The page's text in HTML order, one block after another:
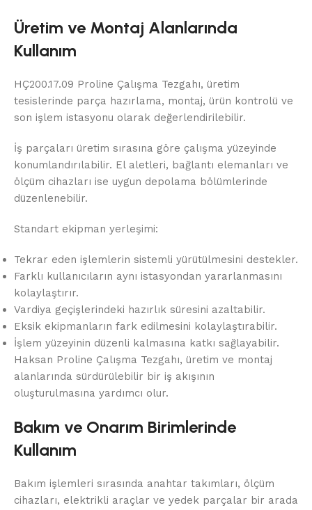
Üretim ve Montaj Alanlarında
Kullanım
HÇ200.17.09 Proline Çalışma Tezgahı, üretim
tesislerinde parça hazırlama, montaj, ürün kontrolü ve
son işlem istasyonu olarak değerlendirilebilir.
İş parçaları üretim sırasına göre çalışma yüzeyinde
konumlandırılabilir. El aletleri, bağlantı elemanları ve
ölçüm cihazları ise uygun depolama bölümlerinde
düzenlenebilir.
Standart ekipman yerleşimi:
Tekrar eden işlemlerin sistemli yürütülmesini destekler.
Farklı kullanıcıların aynı istasyondan yararlanmasını
kolaylaştırır.
Vardiya geçişlerindeki hazırlık süresini azaltabilir.
Eksik ekipmanların fark edilmesini kolaylaştırabilir.
İşlem yüzeyinin düzenli kalmasına katkı sağlayabilir.
Haksan Proline Çalışma Tezgahı, üretim ve montaj
alanlarında sürdürülebilir bir iş akışının
oluşturulmasına yardımcı olur.
Bakım ve Onarım Birimlerinde
Kullanım
Bakım işlemleri sırasında anahtar takımları, ölçüm
cihazları, elektrikli araçlar ve yedek parçalar bir arada